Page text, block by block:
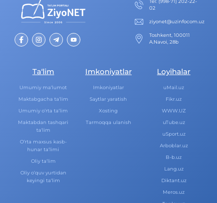
02
ziyonet@uzinfocom.uz
Toshkent, 100011
A.Navoi, 28b
Ta‘lim
Umumiy ma‘lumot
Maktabgacha ta‘lim
Umumiy o‘rta ta‘lim
Maktabdan tashqari
ta‘lim
O‘rta maxsus kasb-
hunar ta‘limi
Oliy ta‘lim
Oliy o‘quv yurtidan
keyingi ta‘lim
Imkoniyatlar
Imkoniyatlar
Saytlar yaratish
Xosting
Tarmoqqa ulanish
Loyihalar
uMail.uz
Fikr.uz
WWW.UZ
uTube.uz
uSport.uz
Arboblar.uz
B-b.uz
Lang.uz
Diktant.uz
Meros.uz